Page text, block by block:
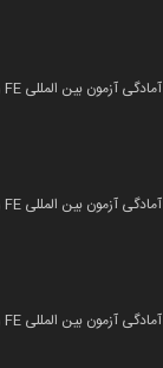
آمادگی آزمون بین المللی FE و PE قسمت...
آمادگی آزمون بین المللی FE و PE قسمت...
آمادگی آزمون بین المللی FE و PE قسمت...